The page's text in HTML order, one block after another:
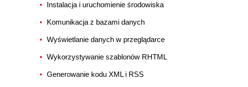
Instalacja i uruchomienie środowiska
Komunikacja z bazami danych
Wyświetlanie danych w przeglądarce
Wykorzystywanie szablonów RHTML
Generowanie kodu XML i RSS